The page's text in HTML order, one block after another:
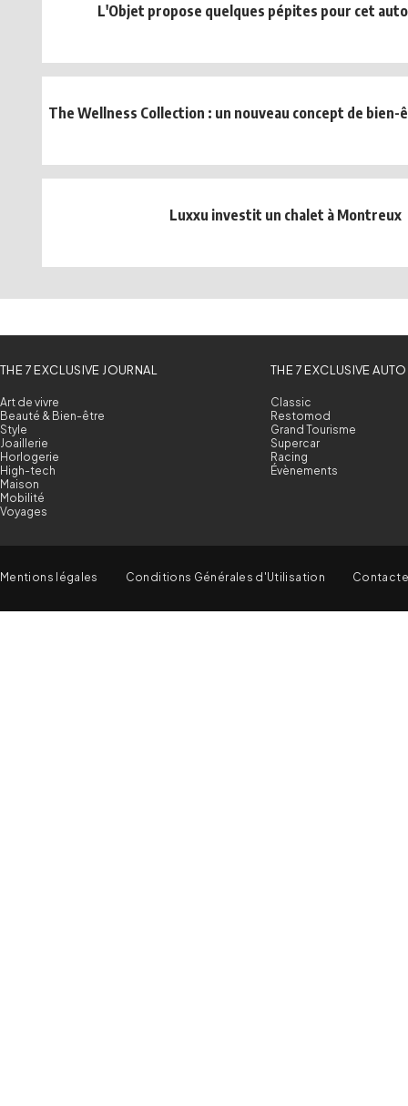
L'Objet propose quelques pépites pour cet
The Wellness Collection : un nouveau concept de
Luxxu investit un chalet à Montreux
THE 7 EXCLUSIVE JOURNAL
Art de vivre
Beauté & Bien-être
Style
Joaillerie
Horlogerie
High-tech
Maison
Mobilité
Voyages
THE 7 EXCLUSIVE AUTO
Classic
Restomod
Grand Tourisme
Supercar
Racing
Évènements
Mentions légales Conditions Générales d'Utilisation